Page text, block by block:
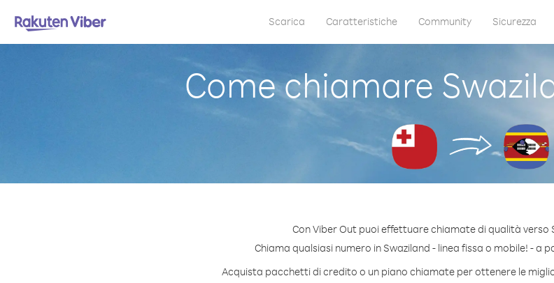
Scarica Caratteristiche Community Sicurezza
Come chiamare
Con Viber Out puoi effettuare chiamate di qualità verso
Chiama qualsiasi numero in Swaziland - linea fissa o mobile! - a
Acquista pacchetti di credito o un piano chiamate per ottenere le